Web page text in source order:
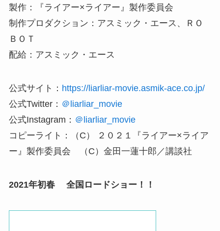
製作：『ライアー×ライアー』製作委員会
制作プロダクション：アスミック・エース、ＲＯ
ＢＯＴ
配給：アスミック・エース
公式サイト： https://liarliar-movie.asmik-ace.co.jp/
公式Twitter： ＠liarliar_movie
公式Instagram： ＠liarliar_movie
コピーライト：（C） ２０２１『ライアー×ライア
ー』製作委員会 （C）金田一蓮十郎／講談社
2021年初春 全国ロードショー！！